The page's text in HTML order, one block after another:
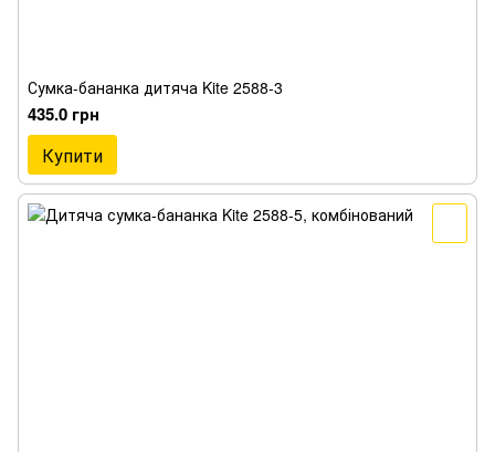
Сумка-бананка дитяча Kite 2588-3
435.0 грн
Купити